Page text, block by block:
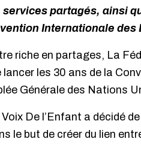
services partagés, ainsi
Internationale des
riche en partages, La
lancer les 30 ans de la
Générale des Nations
De l’Enfant a décidé
le but de créer du lien